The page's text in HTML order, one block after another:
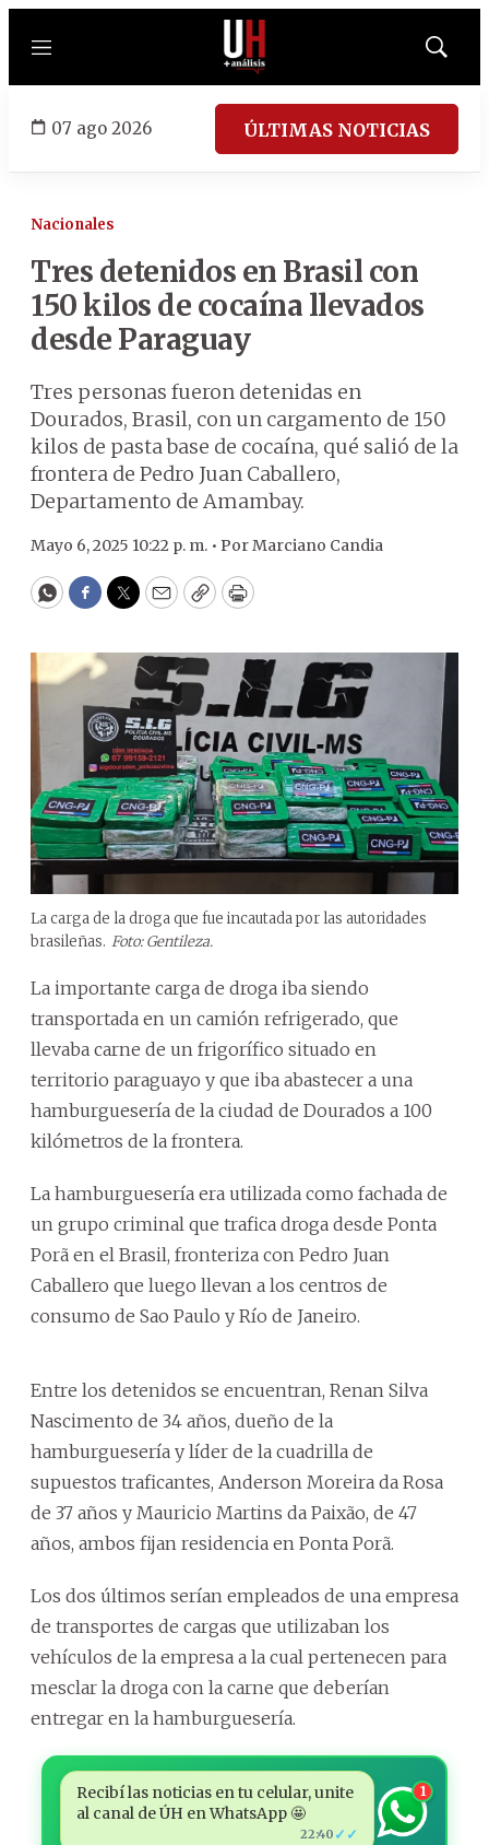
Menú
Mostrar
07 ago 2026 ÚLTIMAS NOTICIAS
Nacionales
Tres detenidos en Brasil con
150 kilos de cocaína llevados
desde Paraguay
Tres personas fueron detenidas en
Dourados, Brasil, con un cargamento de 150
kilos de pasta base de cocaína, qué salió de la
frontera de Pedro Juan Caballero,
Departamento de Amambay.
Mayo 6, 2025 10:22 p. m. • PorMarciano Candia
WhatsApp
Facebook
Twitter
EmailCopyPrint
La carga de la droga que fue incautada por las autoridades
brasileñas. Foto: Gentileza.
La importante carga de droga iba siendo
transportada en un camión refrigerado, que
llevaba carne de un frigorífico situado en
territorio paraguayo y que iba abastecer a una
hamburguesería de la ciudad de Dourados a 100
kilómetros de la frontera.
La hamburguesería era utilizada como fachada de
un grupo criminal que trafica droga desde Ponta
Porã en el Brasil, fronteriza con Pedro Juan
Caballero que luego llevan a los centros de
consumo de Sao Paulo y Río de Janeiro.
Entre los detenidos se encuentran, Renan Silva
Nascimento de 34 años, dueño de la
hamburguesería y líder de la cuadrilla de
supuestos traficantes, Anderson Moreira da Rosa
de 37 años y Mauricio Martins da Paixão, de 47
años, ambos fijan residencia en Ponta Porã.
Los dos últimos serían empleados de una empresa
de transportes de cargas que utilizaban los
vehículos de la empresa a la cual pertenecen para
mesclar la droga con la carne que deberían
entregar en la hamburguesería.
Recibí las noticias en tu celular, unite
al canal de ÚH en WhatsApp 🤩
22:40 ✓✓
1